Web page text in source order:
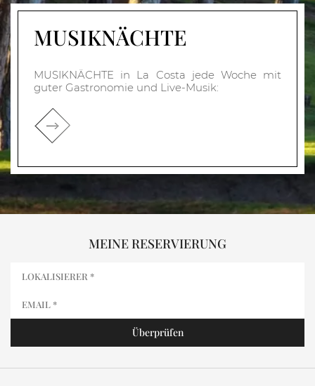
MUSIKNÄCHTE
MUSIKNÄCHTE in La Costa jede Woche mit
guter Gastronomie und Live-Musik:
MEINE RESERVIERUNG